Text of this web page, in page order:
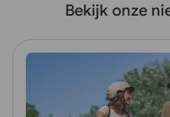
Bekijk onze